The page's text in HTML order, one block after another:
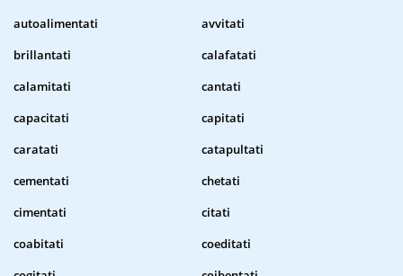
autoalimentati
avvitati
brillantati
calafatati
calamitati
cantati
capacitati
capitati
caratati
catapultati
cementati
chetati
cimentati
citati
coabitati
coeditati